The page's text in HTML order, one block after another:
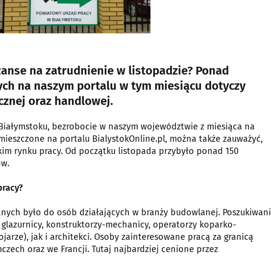
na zatrudnienie w listopadzie? Ponad
na naszym portalu w tym miesiącu dotyczy
oraz handlowej.
bezrobocie w naszym województwie z miesiąca na
na portalu BialystokOnline.pl, można także zauważyć,
rynku pracy. Od początku listopada przybyło ponad 150
było do osób działających w branży budowlanej. Poszukiwani
konstruktorzy-mechanicy, operatorzy koparko-
jak i architekci. Osoby zainteresowane pracą za granicą
oraz we Francji. Tutaj najbardziej cenione przez